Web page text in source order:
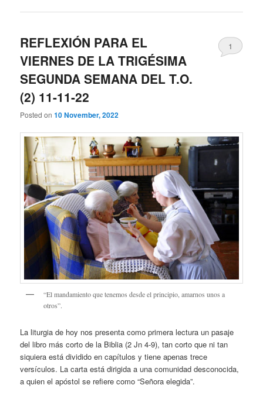
REFLEXIÓN PARA EL
VIERNES DE LA TRIGÉSIMA
SEGUNDA SEMANA DEL T.O.
(2) 11-11-22
Posted on10 November, 2022
1
“El mandamiento que tenemos desde el principio, amarnos unos a
otros”.
La liturgia de hoy nos presenta como primera lectura un pasaje
del libro más corto de la Biblia (2 Jn 4-9), tan corto que ni tan
siquiera está dividido en capítulos y tiene apenas trece
versículos. La carta está dirigida a una comunidad desconocida,
a quien el apóstol se refiere como “Señora elegida”.